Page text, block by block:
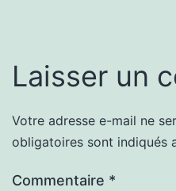
Laisser un
Votre adresse e-mail ne
obligatoires sont indiqués
Commentaire *